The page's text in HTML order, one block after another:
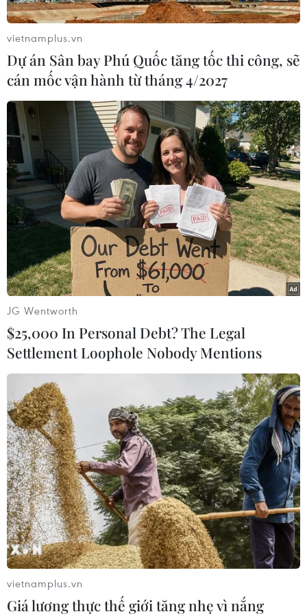
Hai khách sạn Việt Nam lọt
vào danh sách khách sạn tốt nhất thế giới
12/06/2026 09:51
Việt Nam có hai đại diện góp mặt trong danh sách
khách sạn tốt nhất thế giới gồm La Siesta Hoi An Resort
& Spa (Đà Nẵng) - xếp thứ 6 và La Sinfonía del Rey
Hotel & Spa (Hà Nội) - xếp thứ 10.
Việt Nam có 2 đại diện lọt top 10 khách
sạn tốt nhất thế giới
11/06/2026 08:49
Việt Nam có hai đại diện là La Siesta Hoi An Resort &
Spa (Hội An) xếp thứ 6, và La Sinfonía del Rey Hotel &
Spa (Hà Nội) xếp thứ 10 Giải thưởng Tốt nhất thế giới ở
vietnamplus.vn
Dự án Sân bay Phú Quốc tăng tốc thi công, sẽ
cán mốc vận hành từ tháng 4/2027
JG Wentworth
$25,000 In Personal Debt? The Legal
Settlement Loophole Nobody Mentions
vietnamplus.vn
Giá lương thực thế giới tăng nhẹ vì nắng